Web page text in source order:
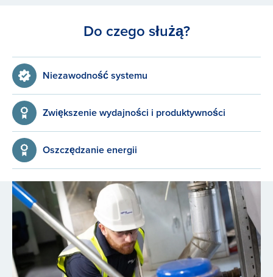
Do czego służą?
Niezawodność systemu
Zwiększenie wydajności i produktywności
Oszczędzanie energii